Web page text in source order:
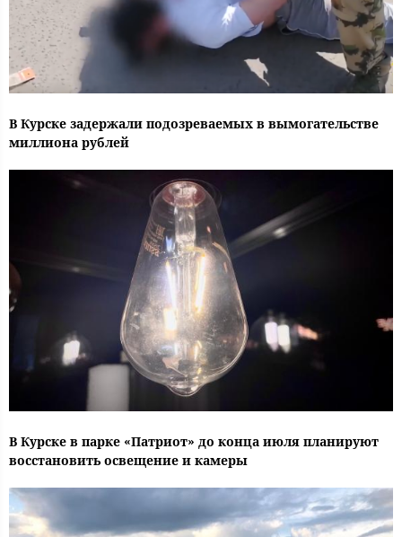
В Курске задержали подозреваемых в вымогательстве
миллиона рублей
В Курске в парке «Патриот» до конца июля планируют
восстановить освещение и камеры